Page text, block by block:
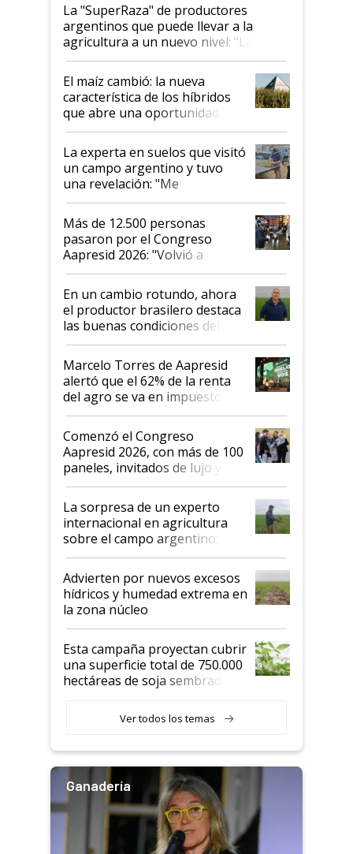
La "SuperRaza" de productores
argentinos que puede llevar a la
agricultura a un nuevo nivel: "Las
posibilidades de crecimiento son
infinitas"
El maíz cambió: la nueva
característica de los híbridos
que abre una oportunidad en
el lote
La experta en suelos que visitó
un campo argentino y tuvo
una revelación: "Me
impresionó mucho"
Más de 12.500 personas
pasaron por el Congreso
Aapresid 2026: "Volvió a
demostrar que hablar del
suelo es hablar de todo el
sistema productivo"
En un cambio rotundo, ahora
el productor brasilero destaca
las buenas condiciones del
agro argentino para invertir:
"Los veo más motivados"
Marcelo Torres de Aapresid
alertó que el 62% de la renta
del agro se va en impuestos:
"No es bueno que en
Argentina se sigan discutiendo
las mismas cosas de hace 50
años"
Comenzó el Congreso
Aapresid 2026, con más de 100
paneles, invitados de lujo y
todas las tendencias
La sorpresa de un experto
internacional en agricultura
sobre el campo argentino:
"Estoy muy impresionado"
Advierten por nuevos excesos
hídricos y humedad extrema en
la zona núcleo
Esta campaña proyectan cubrir
una superficie total de 750.000
hectáreas de soja sembradas
variedades que marcan un
salto tecnológico en genética y
Ver todos los temas
Ganadería